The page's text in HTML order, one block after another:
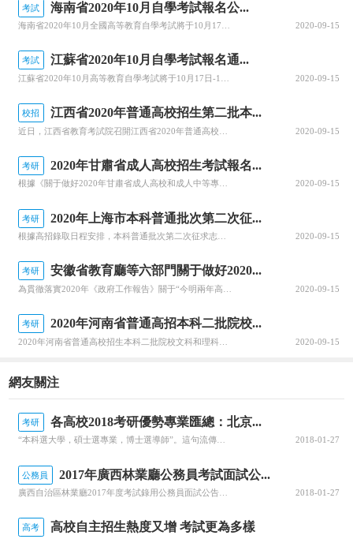
考試 海南省2020年10月自學考試報名公...
2020-09-15
考試 江蘇省2020年10月自學考試報名通...
2020-09-15
校招 江西省2020年普通高校招生第二批本...
2020-09-15
考研 2020年甘肅省成人高校招生考試報名...
根據《關于做好2020年甘肅省成人高校和成人中等專業學校招生工作的通知》(甘招委發〔2020〕30號)，甘肅省教育考試院公布了2020年成人高校招生考試報名時間，詳細成人高考網上報名工作安排通知，跟隨查字典小編一起關注一下~2020年甘肅省成人高校招生考試報名時間確定根據《關于做好2020年甘肅省成... 2020-09-15
考研 2020年上海市本科普通批次第二次征...
根據高招錄取日程安排，本科普通批次第二次征求志愿將于8月29日上午10:00至8月30日上午10:00進行填報。經研究審定，2020年上海市普通高校招生本科普通批次第二次征求志愿降分控制線為385分。查字典小編整理相關資訊，關注一下~本科普通批次第二次征求志愿填報即將開始根據高招錄取日程安排，本科普... 2020-09-15
考研 安徽省教育廳等六部門關于做好2020...
2020-09-15
考研 2020年河南省普通高招本科二批院校...
2020-09-15
網友關注
考研 各高校2018考研優勢專業匯總：北京...
“本科選大學，碩士選專業，博士選導師”。這句流傳很多年的話，被考研人奉為箴言，也是多少有一定的道理的。各位18考研兒在選擇專業的時候一定要思慮周全，不要一失足成千古恨。下面整理全國各高校的考研優勢專業，方便大家快速查詢!各高校2018考研優勢專業匯總：北京地區院校清華大學工學老大，實力超群，名副其實... 2018-01-27
公務員 2017年廣西林業廳公務員考試面試公...
2018-01-27
高考 高校自主招生熱度又增 考試更為多樣